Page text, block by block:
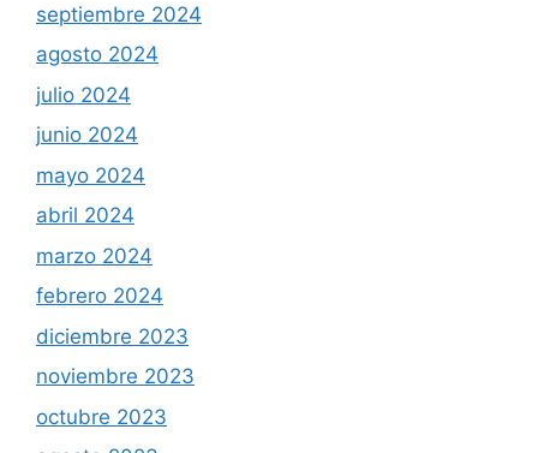
septiembre 2024
agosto 2024
julio 2024
junio 2024
mayo 2024
abril 2024
marzo 2024
febrero 2024
diciembre 2023
noviembre 2023
octubre 2023